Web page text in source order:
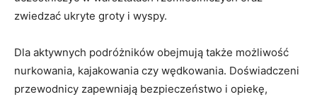
zwiedzać ukryte groty i wyspy.
Dla aktywnych podróżników ⁣obejmują także możliwość
nurkowania, kajakowania czy wędkowania. Doświadczeni
przewodnicy zapewniają bezpieczeństwo i ‍opiekę,‍